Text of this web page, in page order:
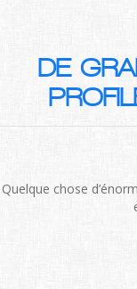
DE
Quelque chose